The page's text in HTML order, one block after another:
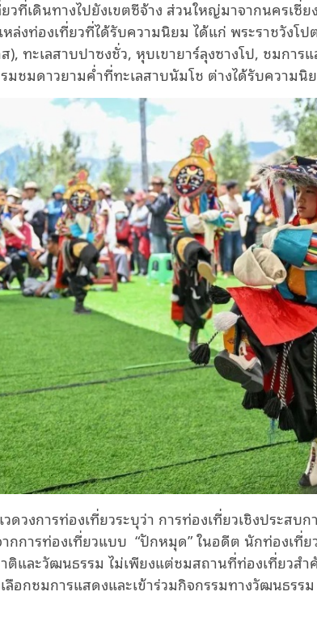
วที่เดินทางไปยังเขตซีจ้าง ส่วนใหญ่มาจากนครเซี่ย
หล่งท่องเที่ยวที่ได้รับความนิยม ได้แก่ พระราชวังโป
ส), ทะเลสาบปาซงชั่ว, หุบเขายาร์ลุงซางโป, ชมกา
รมชมดาวยามค่ำที่ทะเลสาบนัมโช ต่างได้รับความนิ
ดวงการท่องเที่ยวระบุว่า การท่องเที่ยวเชิงประสบ
กการท่องเที่ยวแบบ “ปักหมุด” ในอดีต นักท่องเที่
ติและวัฒนธรรม ไม่เพียงแต่ชมสถานที่ท่องเที่ยวสำ
ลือกชมการแสดงและเข้าร่วมกิจกรรมทางวัฒนธรร